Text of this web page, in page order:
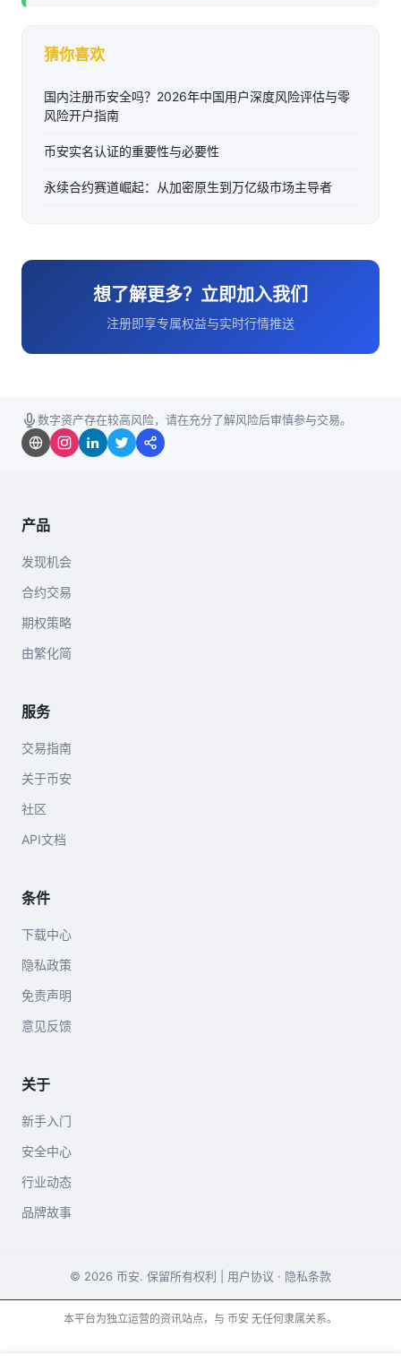
猜你喜欢
国内注册币安全吗？2026年中国用户深度风险评估与零
风险开户指南
币安实名认证的重要性与必要性
永续合约赛道崛起：从加密原生到万亿级市场主导者
想了解更多？立即加入我们
注册即享专属权益与实时行情推送
数字资产存在较高风险，请在充分了解风险后审慎参与交易。
产品
发现机会
合约交易
期权策略
由繁化简
服务
交易指南
关于币安
社区
API文档
条件
下载中心
隐私政策
免责声明
意见反馈
关于
新手入门
安全中心
行业动态
品牌故事
© 2026 币安. 保留所有权利 | 用户协议 · 隐私条款
本平台为独立运营的资讯站点，与 币安 无任何隶属关系。